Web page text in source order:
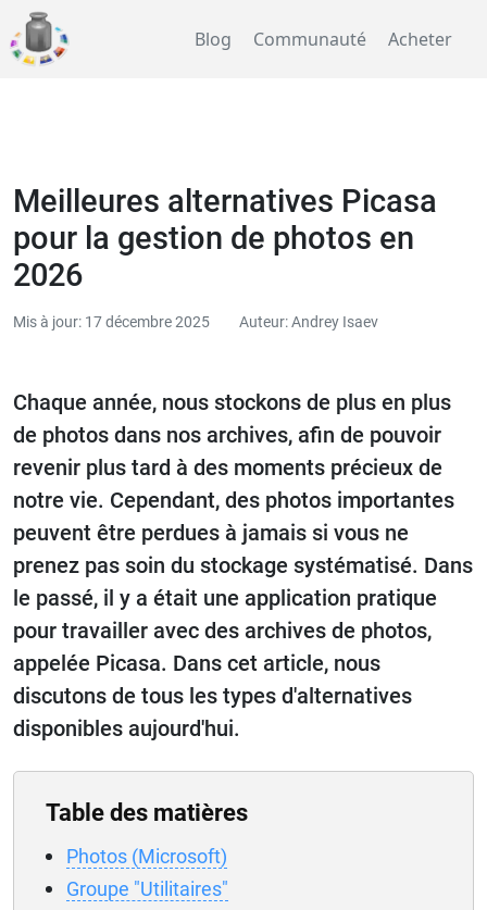
Blog Communauté Acheter
Meilleures alternatives Picasa
pour la gestion de photos en
2026
Mis à jour: 17 décembre 2025 Auteur: Andrey Isaev
Chaque année, nous stockons de plus en plus
de photos dans nos archives, afin de pouvoir
revenir plus tard à des moments précieux de
notre vie. Cependant, des photos importantes
peuvent être perdues à jamais si vous ne
prenez pas soin du stockage systématisé. Dans
le passé, il y a était une application pratique
pour travailler avec des archives de photos,
appelée Picasa. Dans cet article, nous
discutons de tous les types d'alternatives
disponibles aujourd'hui.
Table des matières
Photos (Microsoft)
Groupe "Utilitaires"